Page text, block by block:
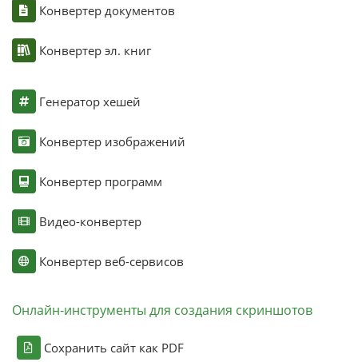
Конвертер документов
Конвертер эл. книг
Генератор хешей
Конвертер изображений
Конвертер программ
Видео-конвертер
Конвертер веб-сервисов
Онлайн-инструменты для создания скриншотов
Сохранить сайт как PDF